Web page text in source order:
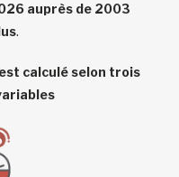
auprès de 2003
.
calculé selon trois